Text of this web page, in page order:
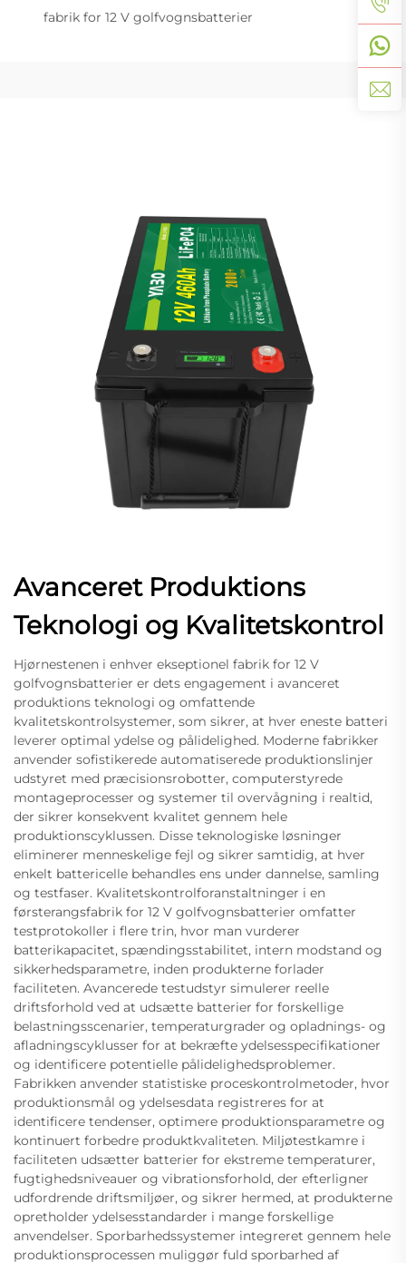
fabrik for 12 V golfvognsbatterier
Avanceret Produktions
Teknologi og Kvalitetskontrol
Hjørnestenen i enhver ekseptionel fabrik for 12 V
golfvognsbatterier er dets engagement i avanceret
produktions teknologi og omfattende
kvalitetskontrolsystemer, som sikrer, at hver eneste batteri
leverer optimal ydelse og pålidelighed. Moderne fabrikker
anvender sofistikerede automatiserede produktionslinjer
udstyret med præcisionsrobotter, computerstyrede
montageprocesser og systemer til overvågning i realtid,
der sikrer konsekvent kvalitet gennem hele
produktionscyklussen. Disse teknologiske løsninger
eliminerer menneskelige fejl og sikrer samtidig, at hver
enkelt battericelle behandles ens under dannelse, samling
og testfaser. Kvalitetskontrolforanstaltninger i en
førsterangsfabrik for 12 V golfvognsbatterier omfatter
testprotokoller i flere trin, hvor man vurderer
batterikapacitet, spændingsstabilitet, intern modstand og
sikkerhedsparametre, inden produkterne forlader
faciliteten. Avancerede testudstyr simulerer reelle
driftsforhold ved at udsætte batterier for forskellige
belastningsscenarier, temperaturgrader og opladnings- og
afladningscyklusser for at bekræfte ydelsesspecifikationer
og identificere potentielle pålidelighedsproblemer.
Fabrikken anvender statistiske proceskontrolmetoder, hvor
produktionsmål og ydelsesdata registreres for at
identificere tendenser, optimere produktionsparametre og
kontinuert forbedre produktkvaliteten. Miljøtestkamre i
faciliteten udsætter batterier for ekstreme temperaturer,
fugtighedsniveauer og vibrationsforhold, der efterligner
udfordrende driftsmiljøer, og sikrer hermed, at produkterne
opretholder ydelsesstandarder i mange forskellige
anvendelser. Sporbarhedssystemer integreret gennem hele
produktionsprocessen muliggør fuld sporbarhed af